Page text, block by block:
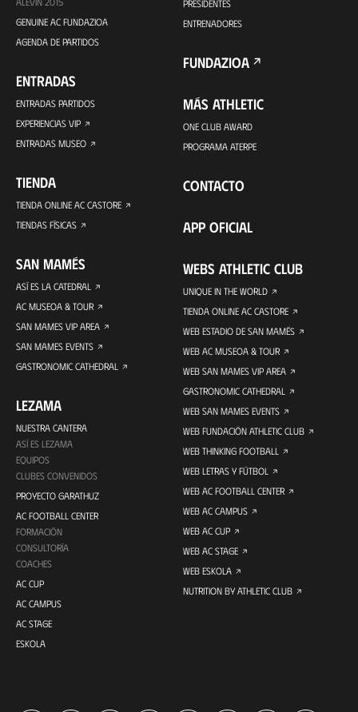
GENUINE AC FUNDAZIOA
AGENDA DE PARTIDOS
ENTRADAS
ENTRADAS PARTIDOS
EXPERIENCIAS VIP
ENTRADAS MUSEO
TIENDA
TIENDA ONLINE AC CASTORE
TIENDAS FÍSICAS
SAN MAMÉS
ASÍ ES LA CATEDRAL
AC MUSEOA & TOUR
SAN MAMES VIP AREA
SAN MAMES EVENTS
GASTRONOMIC CATHEDRAL
LEZAMA
NUESTRA CANTERA
ASÍ ES LEZAMA
EQUIPOS
CLUBES CONVENIDOS
PROYECTO GARATHUZ
AC FOOTBALL CENTER
FORMACIÓN
CONSULTORÍA
COACHES
AC CUP
AC CAMPUS
AC STAGE
ESKOLA
PRESIDENTES
ENTRENADORES
FUNDAZIOA
MÁS ATHLETIC
ONE CLUB AWARD
PROGRAMA ATERPE
CONTACTO
APP OFICIAL
WEBS ATHLETIC CLUB
UNIQUE IN THE WORLD
TIENDA ONLINE AC CASTORE
WEB ESTADIO DE SAN MAMÉS
WEB AC MUSEOA & TOUR
WEB SAN MAMES VIP AREA
GASTRONOMIC CATHEDRAL
WEB SAN MAMES EVENTS
WEB FUNDACIÓN ATHLETIC CLUB
WEB THINKING FOOTBALL
WEB LETRAS Y FÚTBOL
WEB AC FOOTBALL CENTER
WEB AC CAMPUS
WEB AC CUP
WEB AC STAGE
WEB ESKOLA
NUTRITION BY ATHLETIC CLUB